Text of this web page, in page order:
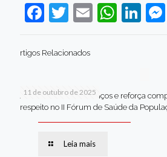
Facebook
Twitter
Email
rtigos Relacionados
11 de outubro de 2025
Jaboatão celebra avanços e reforça
respeito no II Fórum de Saúde da
Leia mais